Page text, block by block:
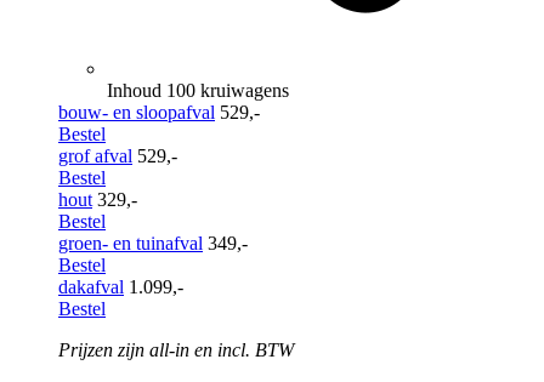
Inhoud 100 kruiwagens
bouw- en sloopafval 529,-
Bestel
grof afval 529,-
Bestel
hout 329,-
Bestel
groen- en tuinafval 349,-
Bestel
dakafval 1.099,-
Bestel
Prijzen zijn all-in en incl. BTW